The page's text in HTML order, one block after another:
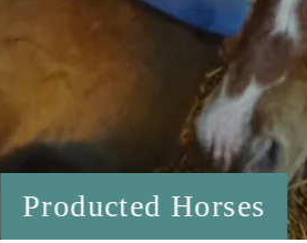
Producted Horses